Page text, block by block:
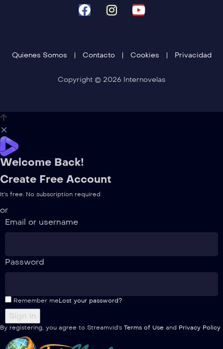
Quienes Somos Contacto Cookies Privacidad
Copyright © 2026 Internovelas
Welcome Back!
Create Free Account
It's free. No subscription required
or
Email or username
Password
Remember meLost your password?
By registering, you agree to Streamvid's Terms of Use and Privacy Policy